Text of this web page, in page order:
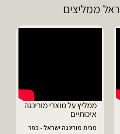
ממליצים
דיוויד ממליץ על טבליות
מורינגה
הפסקתי לסבול מהתקפי